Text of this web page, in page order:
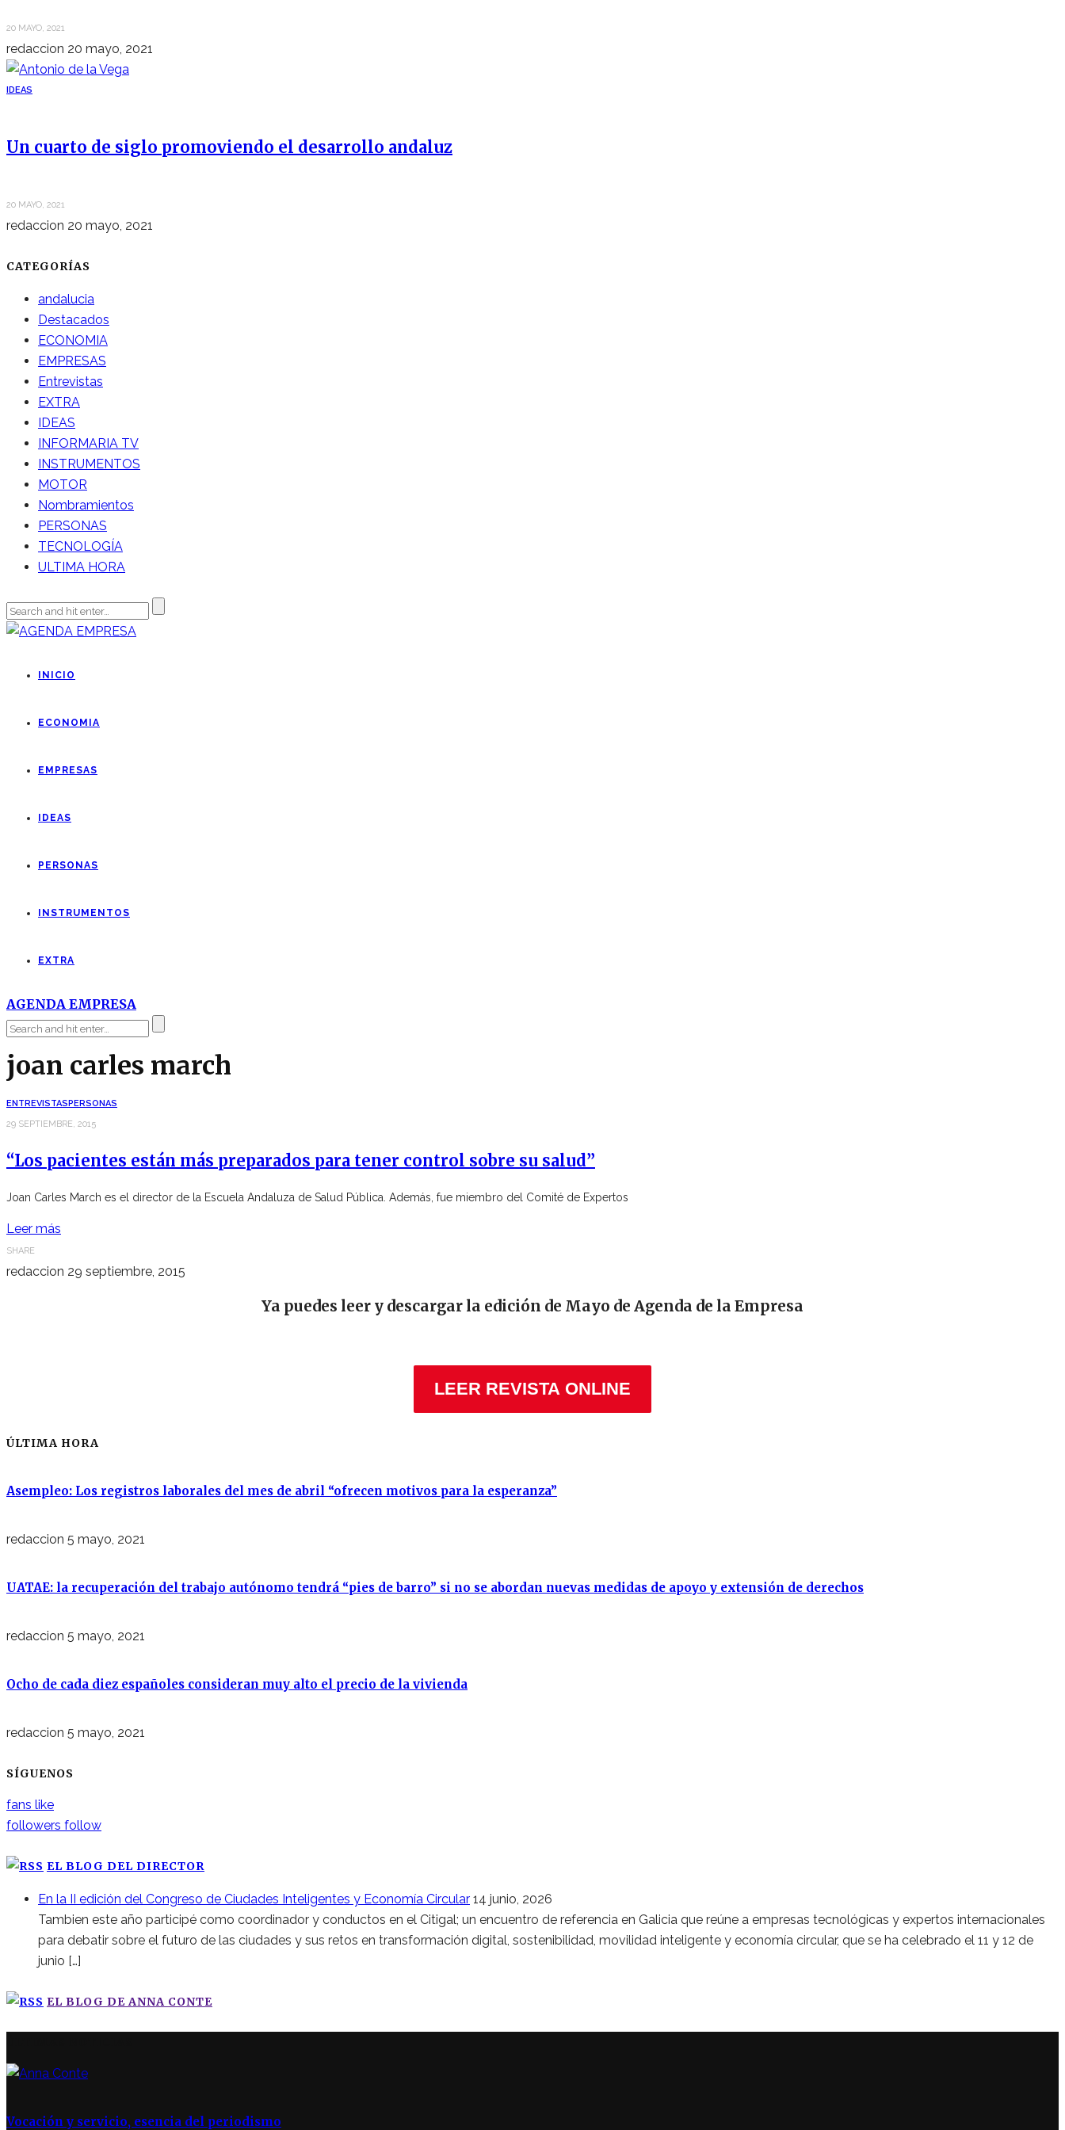
20 MAYO, 2021
redaccion 20 mayo, 2021
IDEAS
Un cuarto de siglo promoviendo el desarrollo andaluz
20 MAYO, 2021
redaccion 20 mayo, 2021
CATEGORÍAS
andalucia
Destacados
ECONOMIA
EMPRESAS
Entrevistas
EXTRA
IDEAS
INFORMARIA TV
INSTRUMENTOS
MOTOR
Nombramientos
PERSONAS
TECNOLOGÍA
ULTIMA HORA
INICIO
ECONOMIA
EMPRESAS
IDEAS
PERSONAS
INSTRUMENTOS
EXTRA
AGENDA EMPRESA
joan carles march
ENTREVISTASPERSONAS
29 SEPTIEMBRE, 2015
“Los pacientes están más preparados para tener control sobre su salud”
Joan Carles March es el director de la Escuela Andaluza de Salud Pública. Además, fue miembro del Comité de Expertos
Leer más
SHARE
redaccion 29 septiembre, 2015
Ya puedes leer y descargar la edición de Mayo de Agenda de la Empresa
LEER REVISTA ONLINE
ÚLTIMA HORA
Asempleo: Los registros laborales del mes de abril “ofrecen motivos para la esperanza”
redaccion 5 mayo, 2021
UATAE: la recuperación del trabajo autónomo tendrá “pies de barro” si no se abordan nuevas medidas de apoyo y extensión de derechos
redaccion 5 mayo, 2021
Ocho de cada diez españoles consideran muy alto el precio de la vivienda
redaccion 5 mayo, 2021
SÍGUENOS
fans like
followers follow
EL BLOG DEL DIRECTOR
En la II edición del Congreso de Ciudades Inteligentes y Economía Circular 14 junio, 2026
Tambien este año participé como coordinador y conductos en el Citigal; un encuentro de referencia en Galicia que reúne a empresas tecnológicas y expertos internacionales
para debatir sobre el futuro de las ciudades y sus retos en transformación digital, sostenibilidad, movilidad inteligente y economía circular, que se ha celebrado el 11 y 12 de
junio […]
EL BLOG DE ANNA CONTE
Vocación y servicio, esencia del periodismo